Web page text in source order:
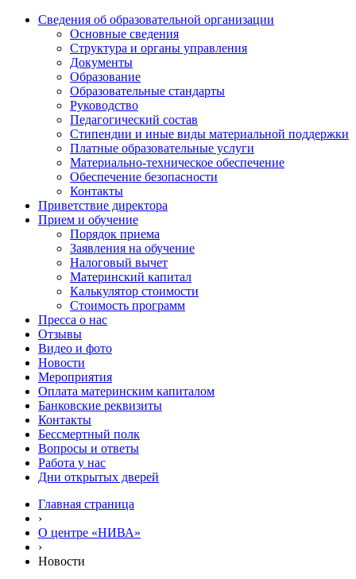
Сведения об образовательной организации
Основные сведения
Структура и органы управления
Документы
Образование
Образовательные стандарты
Руководство
Педагогический состав
Стипендии и иные виды материальной поддержки
Платные образовательные услуги
Материально-техническое обеспечение
Обеспечение безопасности
Контакты
Приветствие директора
Прием и обучение
Порядок приема
Заявления на обучение
Налоговый вычет
Материнский капитал
Калькулятор стоимости
Стоимость программ
Пресса о нас
Отзывы
Видео и фото
Новости
Мероприятия
Оплата материнским капиталом
Банковские реквизиты
Контакты
Бессмертный полк
Вопросы и ответы
Работа у нас
Дни открытых дверей
Главная страница
›
О центре «НИВА»
›
Новости